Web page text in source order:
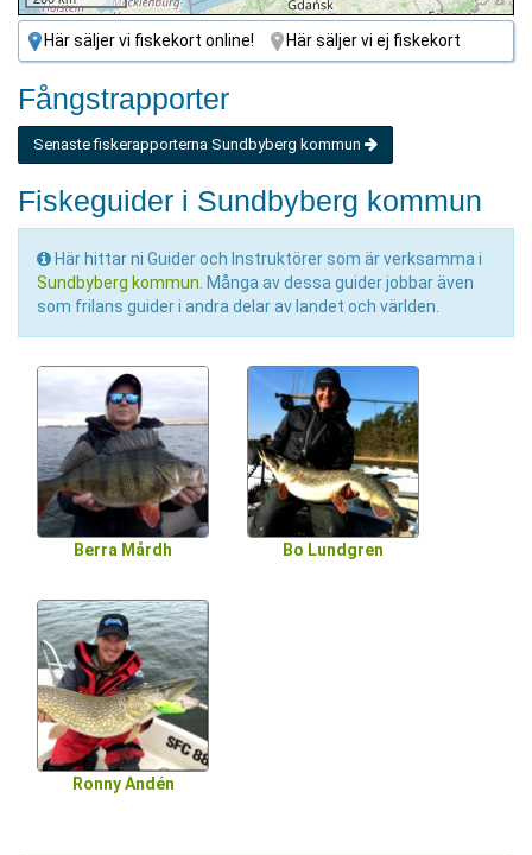
Här säljer vi fiskekort online! Här säljer vi ej fiskekort
Fångstrapporter
Senaste fiskerapporterna Sundbyberg kommun
Fiskeguider i Sundbyberg kommun
Här hittar ni Guider och Instruktörer som är verksamma i
Sundbyberg kommun. Många av dessa guider jobbar även
som frilans guider i andra delar av landet och världen.
Berra Mårdh Bo Lundgren
Ronny Andén